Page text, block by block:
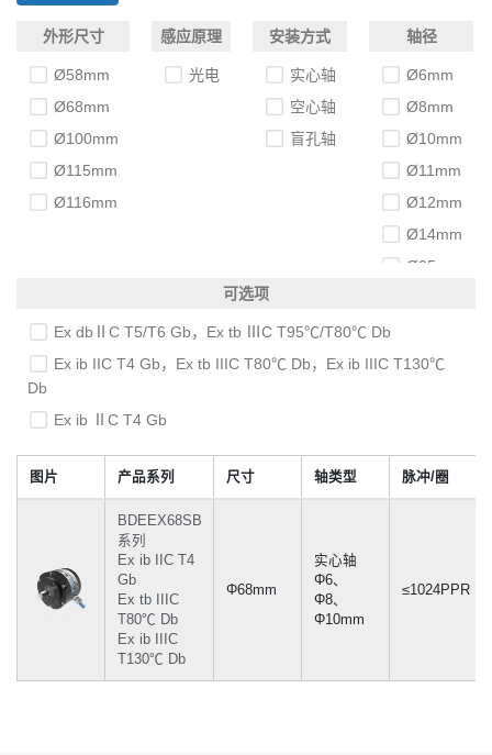
外形尺寸
Ø58mm
Ø68mm
Ø100mm
Ø115mm
Ø116mm
感应原理
光电
安装方式
实心轴
空心轴
盲孔轴
轴径
Ø6mm
Ø8mm
Ø10mm
Ø11mm
Ø12mm
Ø14mm
Ø25mm
Ø38mm
Ø45mm
1"
3/4"
可选项
Ex dbⅡC T5/T6 Gb，Ex tb ⅢC T95℃/T80℃ Db
Ex ib IIC T4 Gb，Ex tb IIIC T80℃ Db，Ex ib IIIC T130℃
Db
Ex ib ⅡC T4 Gb
图片 产品系列 尺寸 轴类型 脉冲/圈
BDEEX68SB
系列
Ex ib IIC T4
Gb
Ex tb IIIC
T80℃ Db
Ex ib IIIC
T130℃ Db
Φ68mm
实心轴
Φ6、
Φ8、
Φ10mm
≤1024PPR